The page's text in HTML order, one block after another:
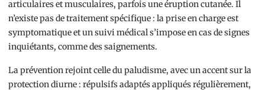
articulaires et musculaires, parfois une éruption cutanée. Il
n’existe pas de traitement spécifique : la prise en charge est
symptomatique et un suivi médical s’impose en cas de signes
inquiétants, comme des saignements.
La prévention rejoint celle du paludisme, avec un accent sur la
protection diurne : répulsifs adaptés appliqués régulièrement,